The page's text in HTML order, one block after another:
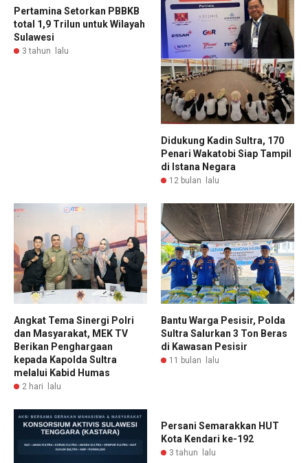
Pertamina Setorkan PBBKB
total 1,9 Trilun untuk Wilayah
Sulawesi
3 tahun lalu
Didukung Kadin Sultra, 170
Penari Wakatobi Siap Tampil
di Istana Negara
12 bulan lalu
Angkat Tema Sinergi Polri
dan Masyarakat, MEK TV
Berikan Penghargaan
kepada Kapolda Sultra
melalui Kabid Humas
2 hari lalu
Bantu Warga Pesisir, Polda
Sultra Salurkan 3 Ton Beras
di Kawasan Pesisir
11 bulan lalu
Persani Semarakkan HUT
Kota Kendari ke-192
3 tahun lalu